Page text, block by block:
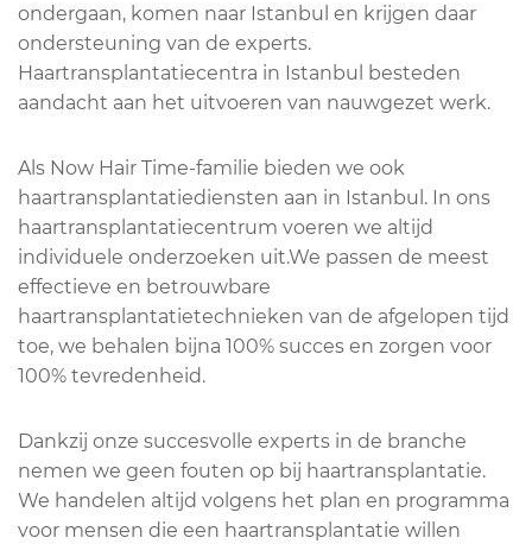
ondergaan, komen naar Istanbul en krijgen daar
ondersteuning van de experts.
Haartransplantatiecentra in Istanbul besteden
aandacht aan het uitvoeren van nauwgezet werk.
Als Now Hair Time-familie bieden we ook
haartransplantatiediensten aan in Istanbul. In ons
haartransplantatiecentrum voeren we altijd
individuele onderzoeken uit.We passen de meest
effectieve en betrouwbare
haartransplantatietechnieken van de afgelopen tijd
toe, we behalen bijna 100% succes en zorgen voor
100% tevredenheid.
Dankzij onze succesvolle experts in de branche
nemen we geen fouten op bij haartransplantatie.
We handelen altijd volgens het plan en programma
voor mensen die een haartransplantatie willen